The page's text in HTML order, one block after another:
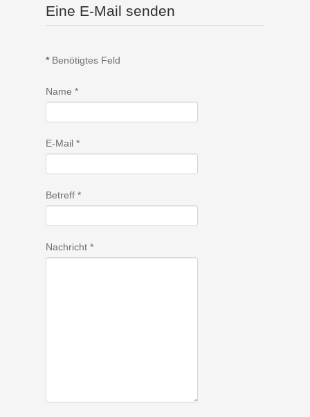
Eine E-Mail senden
*Benötigtes Feld
Name *
E-Mail*
Betreff*
Nachricht*